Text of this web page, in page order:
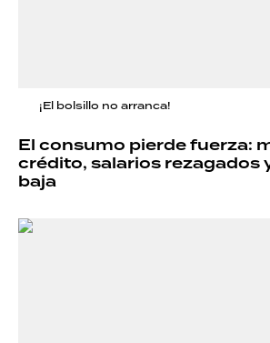
¡El bolsillo no arranca!
El consumo pierde fuerza:
crédito, salarios rezagados
baja